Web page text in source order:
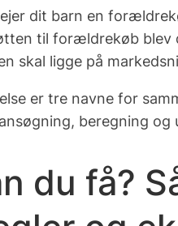
dit barn en
til forældrekøb
skal ligge på
er tre navne for
beregning
du få?